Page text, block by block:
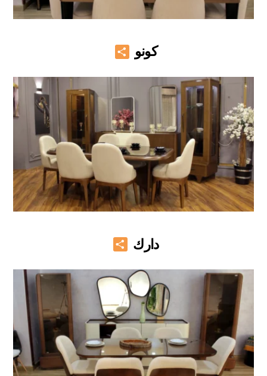
كونو
دارك Share